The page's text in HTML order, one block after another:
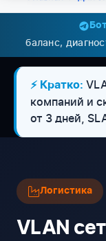
баланс,
⚡ Кратко:
компаний и
от 3 дней,
Логистика
VLAN